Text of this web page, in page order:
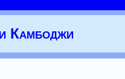
Камбоджи